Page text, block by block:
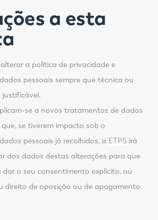
a esta
a política de privacidade e
pessoais sempre que técnica ou
justificável.
se a novos tratamentos de dados
se tiverem impacto sob o
pessoais já recolhidos, a ETPS irá
dos dados destas alterações para que
dar o seu consentimento explícito, ou
direito de oposição ou de apagamento.